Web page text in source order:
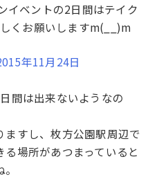
イベントの2日間はテイク
くお願いしますm(__)m
年11月24日
間は出来ないようなの
すし、枚方公園駅周辺で
場所があつまっていると